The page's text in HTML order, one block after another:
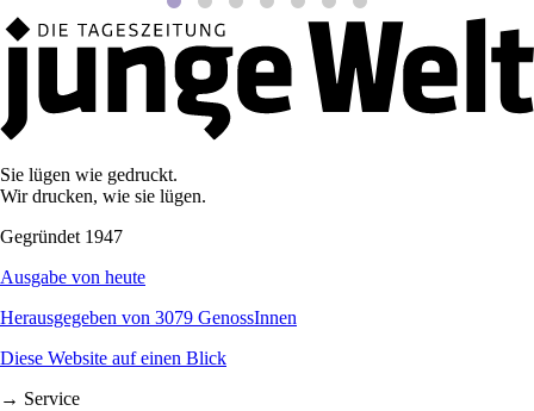
Sie lügen wie gedruckt.
Wir drucken, wie sie lügen.
Gegründet 1947
Ausgabe von heute
Herausgegeben von 3079 GenossInnen
Diese Website auf einen Blick
→ Service